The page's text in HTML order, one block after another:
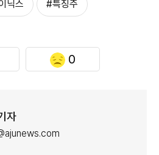
닉스 #특징주
0
자